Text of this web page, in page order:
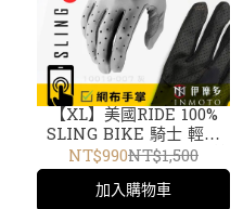
【XL】美國RIDE 100%
SLING BIKE 騎士 輕量
短手套 觸控 4向彈性材質
打孔透氣 越野 10019-007
灰
NT$990NT$1,500
加入購物車